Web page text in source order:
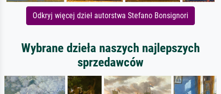
Odkryj więcej dzieł autorstwa Stefano Bonsignori
Wybrane dzieła naszych najlepszych
sprzedawców